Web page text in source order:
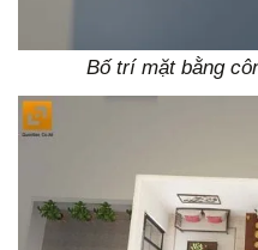
Bố trí mặt bằng